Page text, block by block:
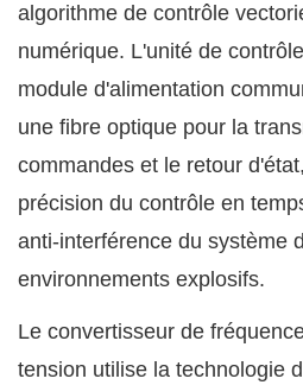
algorithme de contrôle
numérique. L'unité de
module d'alimentation
une fibre optique pour la
commandes et le retour
précision du contrôle en
anti-interférence du système
environnements explosifs.
Le convertisseur de
tension utilise la technologie